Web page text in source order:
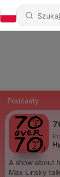
Podcasty
A show about
Max Linsky